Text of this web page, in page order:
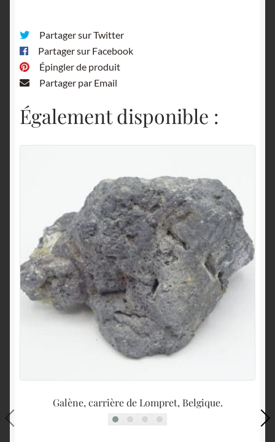
Partager sur Twitter
Partager sur Facebook
Épingler de produit
Partager par Email
Également disponible :
Galène, carrière de Lompret, Belgique.